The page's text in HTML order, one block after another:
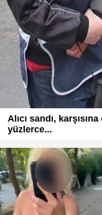
Alıcı sandı,
yüzlerce...